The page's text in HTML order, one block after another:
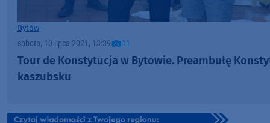
Bytów
sobota, 10 lipca 2021, 13:39 11
Tour de Konstytucja w Bytowie. Preambułę
kaszubsku